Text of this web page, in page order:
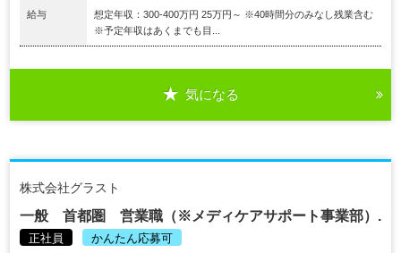
給与
想定年収：300-400万円 25万円～ ※40時間分のみなし残業含む
※予定年収はあくまでも目...
気になる
株式会社グラスト
一般 首都圏 営業職（※メディケアサポート事業部）.
正社員 かんたん応募可